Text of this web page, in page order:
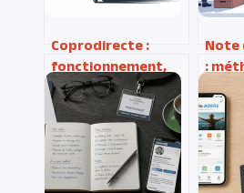
Coprodirecte :
fonctionnement,
avantages et
usages pour
optimiser vos
envois
Note
: